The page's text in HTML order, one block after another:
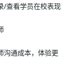
/查看学员在校表现
沟通成本，体验更